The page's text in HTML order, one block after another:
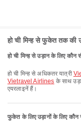
हो ची मिन्ह से फुकेत तक की
हो ची मिन्ह से उड़ान के लिए कौन
हो ची मिन्ह से अधिकतर यात्री
Vietravel Airlines के साथ
एयरलाइनें हैं।
फुकेत के लिए उड़ानों के लिए कौन